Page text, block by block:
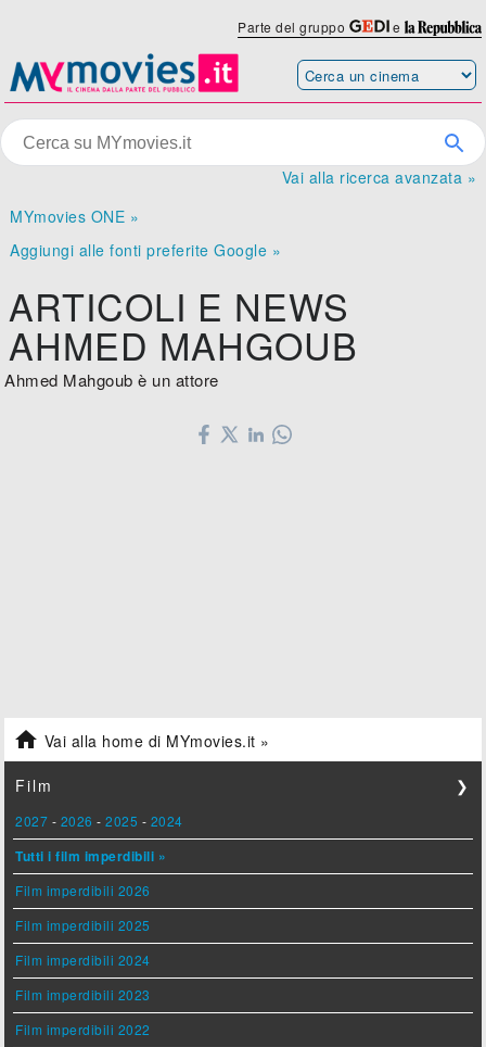
Parte del gruppo e
Vai alla ricerca avanzata »
MYmovies ONE »
Aggiungi alle fonti preferite Google »
ARTICOLI E NEWS
AHMED MAHGOUB
Ahmed Mahgoub è un attore
 Vai alla home di MYmovies.it »
Film ❯
2027 - 2026 -2025 - 2024
Tutti i film imperdibili »
Film imperdibili 2026
Film imperdibili 2025
Film imperdibili 2024
Film imperdibili 2023
Film imperdibili 2022